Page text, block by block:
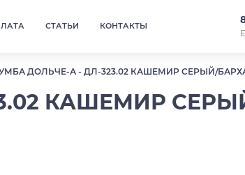
СТАТЬИ КОНТАКТЫ
ДОЛЬЧЕ-А - ДЛ-323.02 КАШЕМИР СЕРЫЙ/
КАШЕМИР